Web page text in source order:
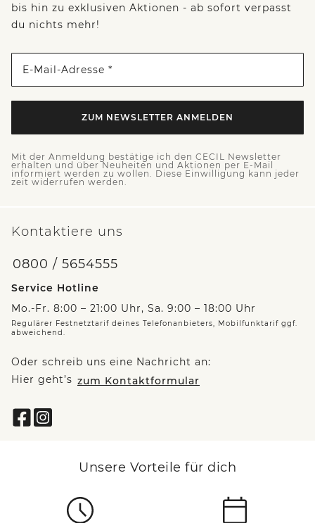
bis hin zu exklusiven Aktionen - ab sofort verpasst
du nichts mehr!
E-Mail-Adresse *
ZUM NEWSLETTER ANMELDEN
Mit der Anmeldung bestätige ich den CECIL Newsletter
erhalten und über Neuheiten und Aktionen per E-Mail
informiert werden zu wollen. Diese Einwilligung kann jeder
zeit widerrufen werden.
Kontaktiere uns
0800 / 5654555
Service Hotline
Mo.-Fr. 8:00 – 21:00 Uhr, Sa. 9:00 – 18:00 Uhr
Regulärer Festnetztarif deines Telefonanbieters, Mobilfunktarif ggf.
abweichend.
Oder schreib uns eine Nachricht an:
Hier geht’s zum Kontaktformular
Unsere Vorteile für dich